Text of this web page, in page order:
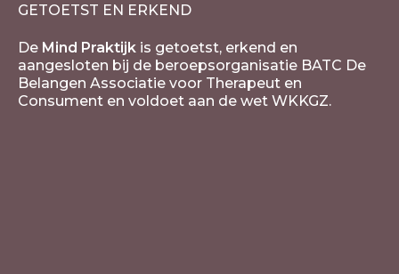
GETOETST EN ERKEND
De Mind Praktijk is getoetst, erkend en
aangesloten bij de beroepsorganisatie BATC De
Belangen Associatie voor Therapeut en
Consument en voldoet aan de wet WKKGZ.